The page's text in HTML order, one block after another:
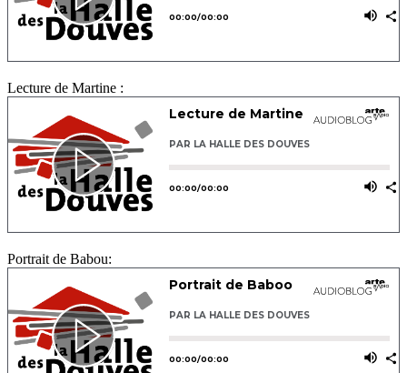
Lecture de Martine :
Portrait de Babou: